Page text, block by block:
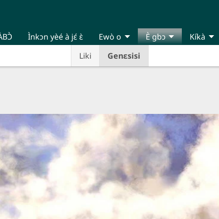
Ìnkɔn yèé à jɛ́ ɛ̀ Ewò o
È gbɔ
Liki
Genɛsisi
Kíkà